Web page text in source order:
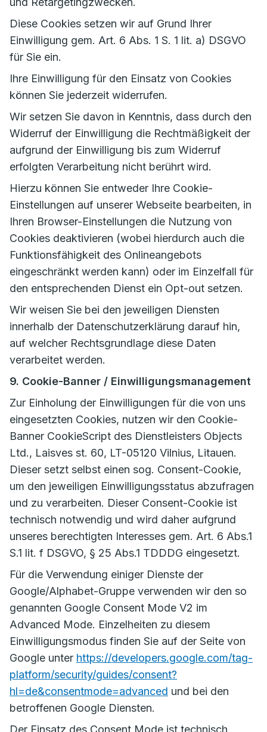
Diese Cookies setzen wir auf Grund Ihrer
Einwilligung gem. Art. 6 Abs. 1 S. 1 lit. a) DSGVO
für Sie ein.
Ihre Einwilligung für den Einsatz von Cookies
können Sie jederzeit widerrufen.
Wir setzen Sie davon in Kenntnis, dass durch den
Widerruf der Einwilligung die Rechtmäßigkeit der
aufgrund der Einwilligung bis zum Widerruf
erfolgten Verarbeitung nicht berührt wird.
Hierzu können Sie entweder Ihre Cookie-
Einstellungen auf unserer Webseite bearbeiten, in
Ihren Browser-Einstellungen die Nutzung von
Cookies deaktivieren (wobei hierdurch auch die
Funktionsfähigkeit des Onlineangebots
eingeschränkt werden kann) oder im Einzelfall für
den entsprechenden Dienst ein Opt-out setzen.
Wir weisen Sie bei den jeweiligen Diensten
innerhalb der Datenschutzerklärung darauf hin,
auf welcher Rechtsgrundlage diese Daten
verarbeitet werden.
9. Cookie-Banner / Einwilligungsmanagement
Zur Einholung der Einwilligungen für die von uns
eingesetzten Cookies, nutzen wir den Cookie-
Banner CookieScript des Dienstleisters Objects
Ltd., Laisves st. 60, LT-05120 Vilnius, Litauen.
Dieser setzt selbst einen sog. Consent-Cookie,
um den jeweiligen Einwilligungsstatus abzufragen
und zu verarbeiten. Dieser Consent-Cookie ist
technisch notwendig und wird daher aufgrund
unseres berechtigten Interesses gem. Art. 6 Abs.1
S.1 lit. f DSGVO, § 25 Abs.1 TDDDG eingesetzt.
Für die Verwendung einiger Dienste der
Google/Alphabet-Gruppe verwenden wir den so
genannten Google Consent Mode V2 im
Advanced Mode. Einzelheiten zu diesem
Einwilligungsmodus finden Sie auf der Seite von
Google unter https://developers.google.com/tag-
platform/security/guides/consent?
hl=de&consentmode=advanced und bei den
betroffenen Google Diensten.
Der Einsatz des Consent Mode ist technisch